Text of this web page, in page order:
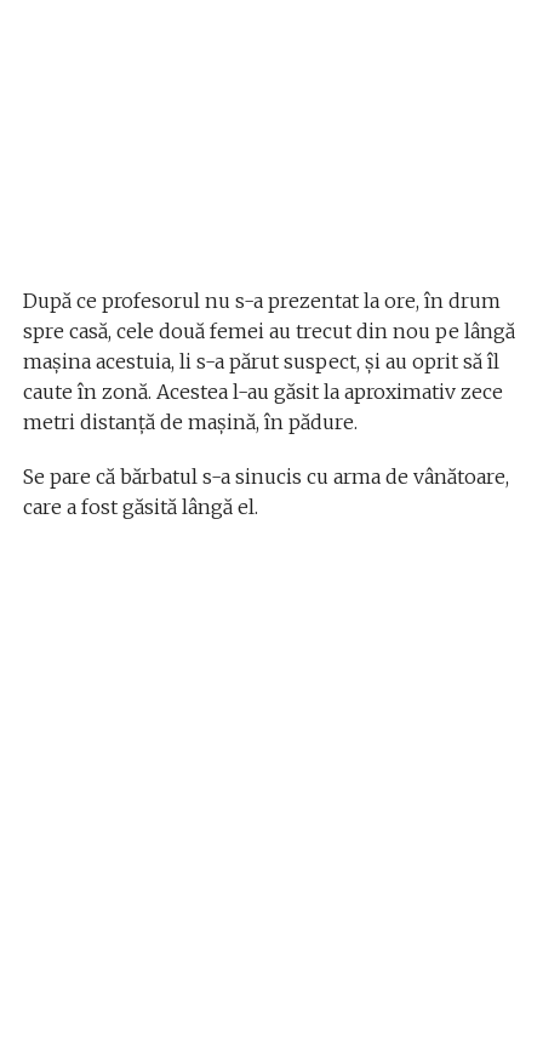
După ce profesorul nu s-a prezentat la ore, în drum
spre casă, cele două femei au trecut din nou pe lângă
mașina acestuia, li s-a părut suspect, și au oprit să îl
caute în zonă. Acestea l-au găsit la aproximativ zece
metri distanță de mașină, în pădure.
Se pare că bărbatul s-a sinucis cu arma de vânătoare,
care a fost găsită lângă el.